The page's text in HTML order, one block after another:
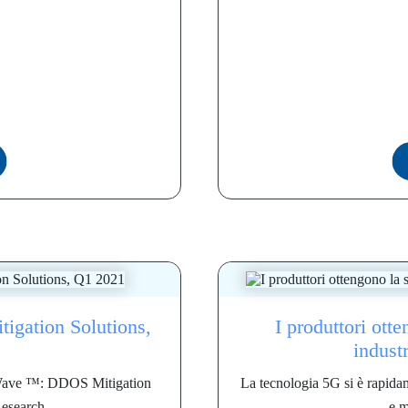
Solutions,
™: DDOS Mitigation
I produttori
La tecnologia 5G si è